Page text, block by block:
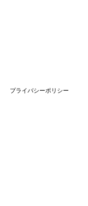
プライバシーポリシー